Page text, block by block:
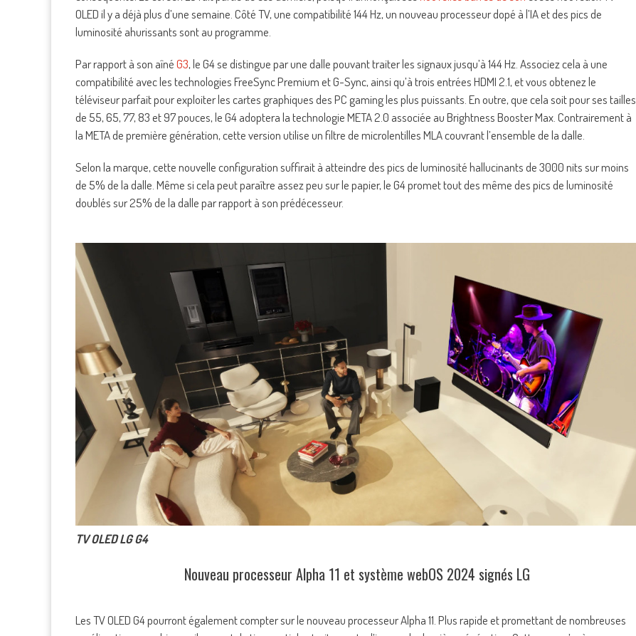
OLED il y a déjà plus d’une semaine. Côté TV, une compatibilité 144 Hz, un nouveau processeur dopé à l’IA et des pics de
luminosité ahurissants sont au programme.
Par rapport à son aînéG3, le G4 se distingue par une dalle pouvant traiter les signaux jusqu’à 144 Hz. Associez cela à une
compatibilité avec les technologies FreeSync Premium et G-Sync, ainsi qu’à trois entrées HDMI 2.1, et vous obtenez le
téléviseur parfait pour exploiter les cartes graphiques des PC gaming les plus puissants. En outre, que cela soit pour ses tailles
de 55, 65, 77, 83 et 97 pouces, le G4 adoptera la technologie META 2.0 associée au Brightness Booster Max. Contrairement à
la META de première génération, cette version utilise un filtre de microlentilles MLA couvrant l’ensemble de la dalle.
Selon la marque, cette nouvelle configuration suffirait à atteindre des pics de luminosité hallucinants de 3000 nits sur moins
de 5% de la dalle. Même si cela peut paraître assez peu sur le papier, le G4 promet tout des même des pics de luminosité
doublés sur 25% de la dalle par rapport à son prédécesseur.
TV OLED LG G4
Nouveau processeur Alpha 11 et système webOS 2024 signés LG
Les TV OLED G4 pourront également compter sur le nouveau processeur Alpha 11. Plus rapide et promettant de nombreuses